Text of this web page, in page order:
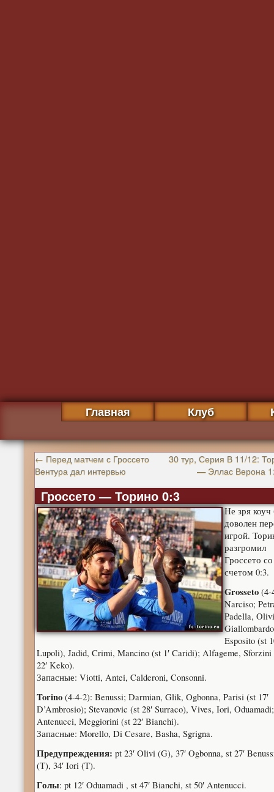
Главная Клуб
← Перед матчем с Гроссето
Вентура дал интервью
30 тур, Серия В 11/12:
— Эллас Верона
Гроссето — Торино 0:3
Не зря коуч
доволен
игрой.
разгромил
Гроссето со
счетом 0:3.
Grosseto(4-
Narciso;
Padella,
Esposito (st
Lupoli), Jadid, Crimi, Mancino (st 1′ Caridi); Alfageme, Sforzini
22′ Keko).
Запасные: Viotti, Antei, Calderoni, Consonni.
Torino(4-4-2): Benussi; Darmian, Glik, Ogbonna, Parisi (st 17′
D’Ambrosio); Stevanovic (st 28′ Surraco), Vives, Iori, Oduamadi;
Antenucci, Meggiorini (st 22′ Bianchi).
Запасные: Morello, Di Cesare, Basha, Sgrigna.
Предупреждения: pt 23′ Olivi (G), 37′ Ogbonna, st 27′
(T), 34′ Iori (T).
Голы: pt 12′ Oduamadi , st 47′ Bianchi, st 50′ Antenucci.